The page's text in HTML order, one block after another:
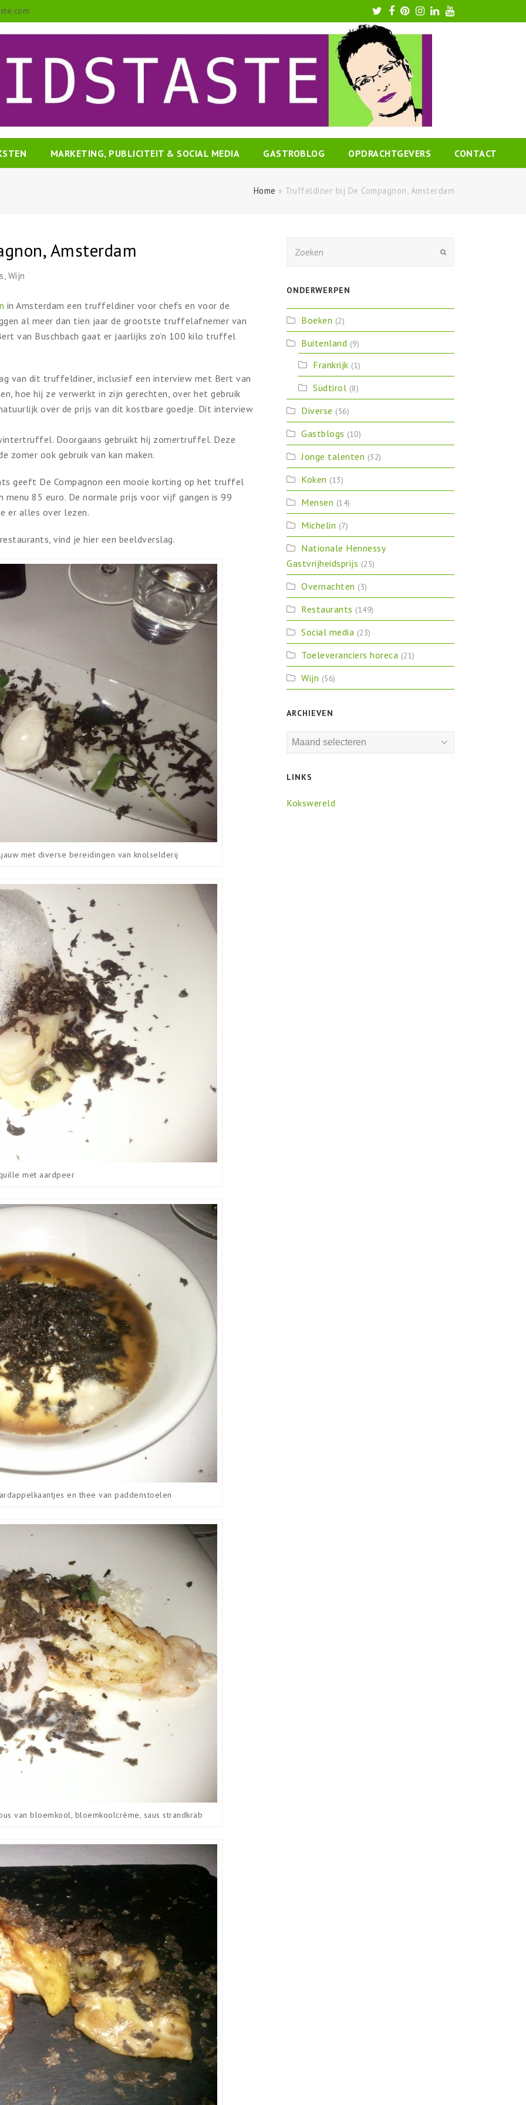
Twitter
Facebook
Pinterest
Instagram
LinkedIn
Youtube
MARKETING, PUBLICITEIT & SOCIAL MEDIA GASTROBLOG OPDRACHTGEVERS CONTACT
Home » Truffeldiner bij De Compagnon, Amsterdam
Amsterdam
, Wijn
in Amsterdam een truffeldiner voor chefs en voor de
al meer dan tien jaar de grootste truffelafnemer van
van Buschbach gaat er jaarlijks zo’n 100 kilo truffel
van dit truffeldiner, inclusief een interview met Bert van
hoe hij ze verwerkt in zijn gerechten, over het gebruik
over de prijs van dit kostbare goedje. Dit interview
Doorgaans gebruikt hij zomertruffel. Deze
ook gebruik van kan maken.
geeft De Compagnon een mooie korting op het truffel
85 euro. De normale prijs voor vijf gangen is 99
er alles over lezen.
vind je hier een beeldverslag.
met diverse bereidingen van knolselderij
met aardpeer
en thee van paddenstoelen
van bloemkool, bloemkoolcrème, saus strandkrab
ONDERWERPEN
Boeken (2)
Buitenland (9)
Frankrijk (1)
Südtirol (8)
Diverse (56)
Gastblogs (10)
Jonge talenten (32)
Koken (13)
Mensen (14)
Michelin (7)
Nationale Hennessy
Gastvrijheidsprijs (25)
Overnachten (3)
Restaurants (149)
Social media (23)
Toeleveranciers horeca (21)
Wijn (56)
ARCHIEVEN
Archieven
LINKS
Kokswereld